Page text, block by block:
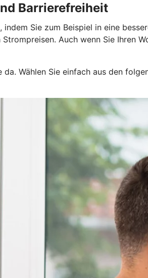
Barrierefreiheit
Sie zum Beispiel in eine
Auch wenn Sie Ihren
Wählen Sie einfach aus den